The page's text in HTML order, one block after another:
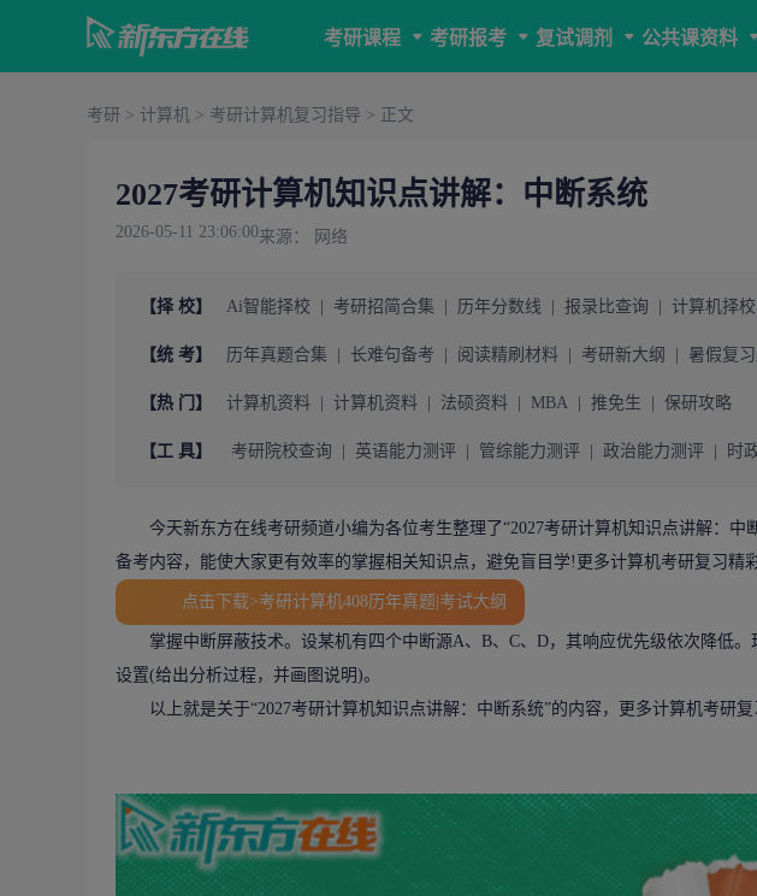
考研课程 考研报考 复试调剂 公共课资料
考研 > 计算机 > 考研计算机复习指导 > 正文
2027考研计算机知识点讲解：中断系统
2026-05-11 23:06:00来源： 网络
【择 校】 Ai智能择校 考研招简合集 历年分数线 报录比查询 计算机择校
【统 考】 历年真题合集 长难句备考 阅读精刷材料 考研新大纲 暑假复
【热 门】 计算机资料 计算机资料 法硕资料 MBA 推免生 保研攻略
【工 具】 考研院校查询 英语能力测评 管综能力测评 政治能力测评 时
今天新东方在线考研频道小编为各位考生整理了“2027考研计算机知识点讲解：中
备考内容，能使大家更有效率的掌握相关知识点，避免盲目学!更多计算机考研复习精
点击下载>考研计算机408历年真题|考试大纲
掌握中断屏蔽技术。设某机有四个中断源A、B、C、D，其响应优先级依次降低。
设置(给出分析过程，并画图说明)。
以上就是关于“2027考研计算机知识点讲解：中断系统”的内容，更多计算机考研复